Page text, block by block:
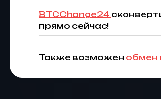
BTCChange24
прямо сейчас!
Также возможен обмен